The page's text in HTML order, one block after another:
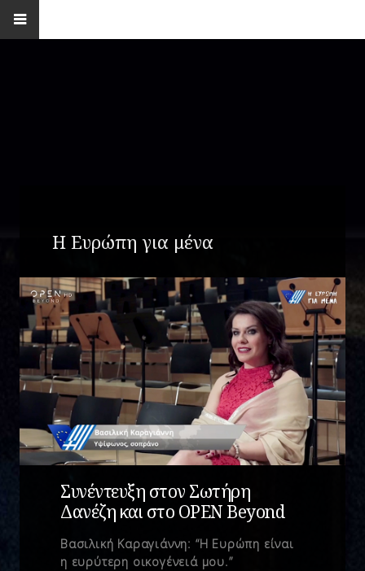
Η Ευρώπη για μένα
Συνέντευξη στον Σωτήρη
Δανέζη και στο OPEN Beyond
Βασιλική Καραγιάννη: “Η Ευρώπη είναι
η ευρύτερη οικογένειά μου.”